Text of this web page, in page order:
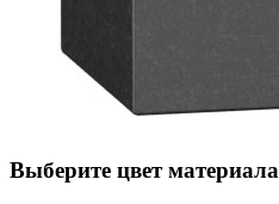
Выберите цвет материала